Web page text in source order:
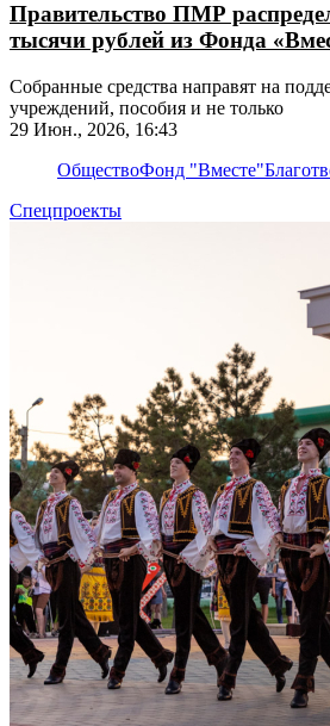
Правительство ПМР
тысячи рублей из Фонда
Собранные средства направят на
учреждений, пособия и не только
29 Июн., 2026, 16:43
ОбществоФонд "Вместе"
Спецпроекты